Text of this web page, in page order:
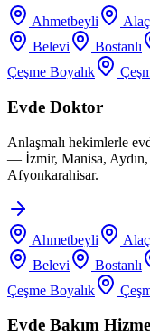
Ahmetbeyli
Belevi
Bostanlı
Çeşme Boyalık
Evde Doktor
Anlaşmalı hekimlerle
— İzmir, Manisa,
Afyonkarahisar.
Ahmetbeyli
Belevi
Bostanlı
Çeşme Boyalık
Evde Bakım